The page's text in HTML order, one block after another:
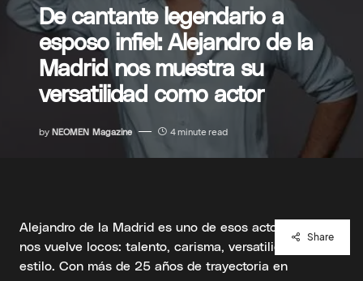
De cantante legendario a
esposo infiel: Alejandro de la
Madrid nos muestra su
versatilidad como actor
by NEOMEN Magazine 4 minute read
Alejandro de la Madrid es uno de esos actores que
nos vuelve locos: talento, carisma, versatilidad y
estilo. Con más de 25 años de trayectoria en
Share